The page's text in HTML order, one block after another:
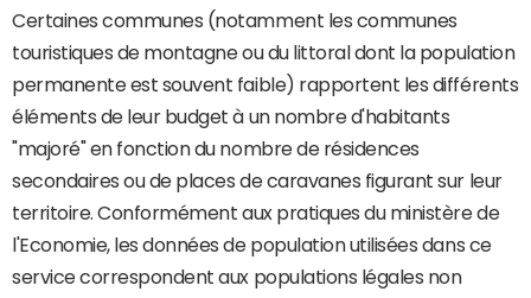
Certaines communes (notamment les communes
touristiques de montagne ou du littoral dont la population
permanente est souvent faible) rapportent les différents
éléments de leur budget à un nombre d'habitants
"majoré" en fonction du nombre de résidences
secondaires ou de places de caravanes figurant sur leur
territoire. Conformément aux pratiques du ministère de
l'Economie, les données de population utilisées dans ce
service correspondent aux populations légales non